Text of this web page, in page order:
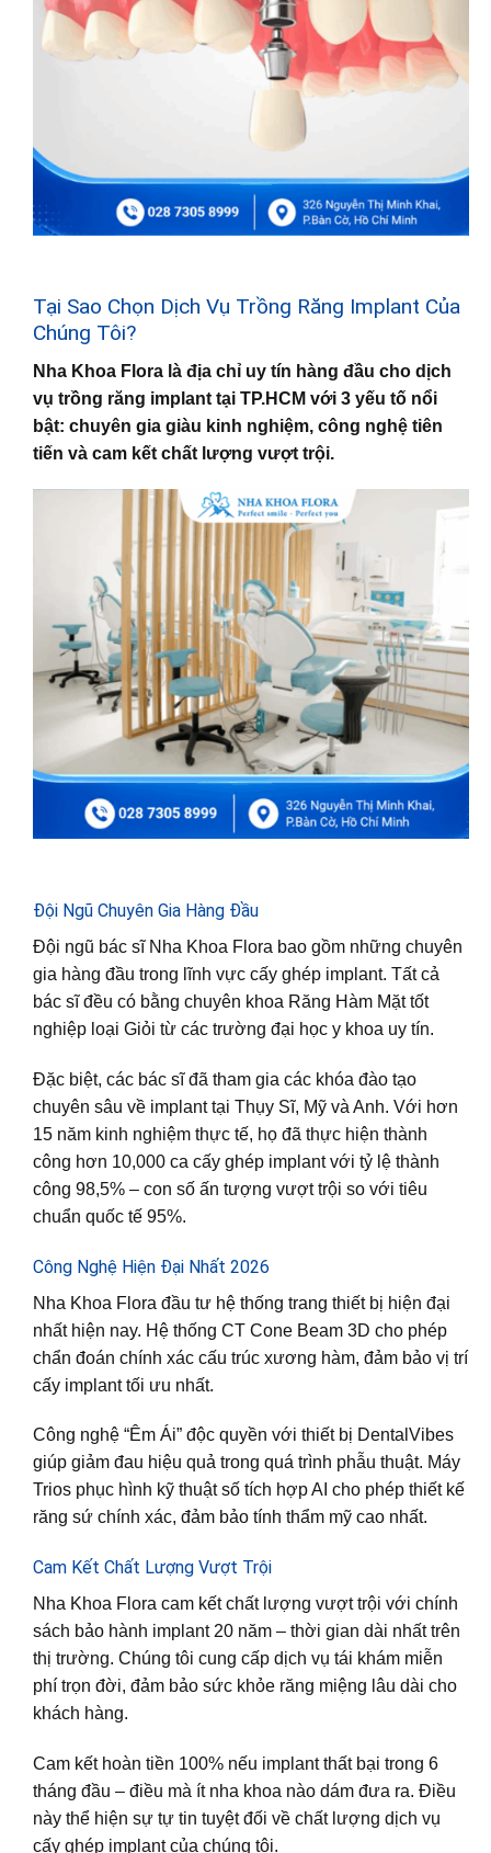
Tại Sao Chọn Dịch Vụ Trồng Răng Implant Của
Chúng Tôi?
Nha Khoa Flora là địa chỉ uy tín hàng đầu cho dịch
vụ trồng răng implant tại TP.HCM với 3 yếu tố nổi
bật: chuyên gia giàu kinh nghiệm, công nghệ tiên
tiến và cam kết chất lượng vượt trội.
Đội Ngũ Chuyên Gia Hàng Đầu
Đội ngũ bác sĩ Nha Khoa Flora bao gồm những chuyên
gia hàng đầu trong lĩnh vực cấy ghép implant. Tất cả
bác sĩ đều có bằng chuyên khoa Răng Hàm Mặt tốt
nghiệp loại Giỏi từ các trường đại học y khoa uy tín.
Đặc biệt, các bác sĩ đã tham gia các khóa đào tạo
chuyên sâu về implant tại Thụy Sĩ, Mỹ và Anh. Với hơn
15 năm kinh nghiệm thực tế, họ đã thực hiện thành
công hơn 10,000 ca cấy ghép implant với tỷ lệ thành
công 98,5% – con số ấn tượng vượt trội so với tiêu
chuẩn quốc tế 95%.
Công Nghệ Hiện Đại Nhất 2026
Nha Khoa Flora đầu tư hệ thống trang thiết bị hiện đại
nhất hiện nay. Hệ thống CT Cone Beam 3D cho phép
chẩn đoán chính xác cấu trúc xương hàm, đảm bảo vị trí
cấy implant tối ưu nhất.
Công nghệ “Êm Ái” độc quyền với thiết bị DentalVibes
giúp giảm đau hiệu quả trong quá trình phẫu thuật. Máy
Trios phục hình kỹ thuật số tích hợp AI cho phép thiết kế
răng sứ chính xác, đảm bảo tính thẩm mỹ cao nhất.
Cam Kết Chất Lượng Vượt Trội
Nha Khoa Flora cam kết chất lượng vượt trội với chính
sách bảo hành implant 20 năm – thời gian dài nhất trên
thị trường. Chúng tôi cung cấp dịch vụ tái khám miễn
phí trọn đời, đảm bảo sức khỏe răng miệng lâu dài cho
khách hàng.
Cam kết hoàn tiền 100% nếu implant thất bại trong 6
tháng đầu – điều mà ít nha khoa nào dám đưa ra. Điều
này thể hiện sự tự tin tuyệt đối về chất lượng dịch vụ
cấy ghép implant của chúng tôi.